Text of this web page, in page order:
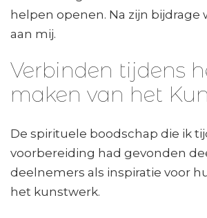
helpen openen. Na zijn bijdrage
aan mij.
Verbinden tijdens
maken van het
De spirituele boodschap die ik
voorbereiding had gevonden
deelnemers als inspiratie voor
het kunstwerk.